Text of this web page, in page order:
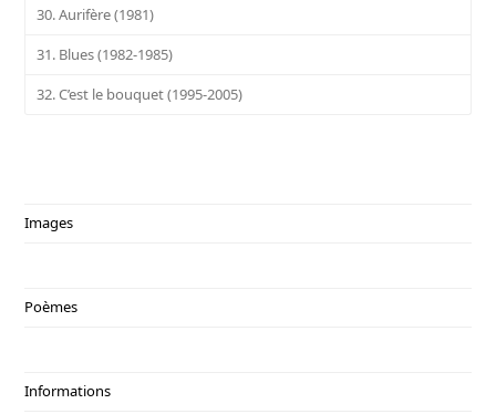
30. Aurifère (1981)
31. Blues (1982-1985)
32. C’est le bouquet (1995-2005)
Images
Poèmes
Informations